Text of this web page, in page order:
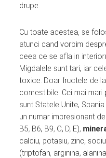
drupe.
Cu toate acestea, se
atunci cand vorbim
ceea ce se afla in
Migdalele sunt tari, iar
toxice. Doar fructele de
comestibile. Cei mai
sunt Statele Unite,
un numar impresionant de
B5, B6, B9, C, D, E),
calciu, potasiu, zinc,
(triptofan, arginina,